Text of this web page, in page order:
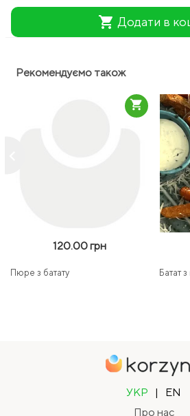
shopping_cart Додати в
Рекомендуємо також
120.00 грн
Пюре з батату
shopping_cart
Батат
УКР |
EN
Про нас